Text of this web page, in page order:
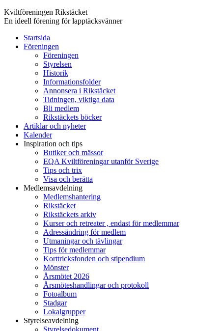
Kviltföreningen Rikstäcket
En ideell förening för lapptäcksvänner
Startsida
Föreningen
Föreningen
Styrelsen
Historik
Informationsfolder
Annonsera i Rikstäcket
Tidningen, viktiga data
Bli medlem
Rikstäckets böcker
Artiklar och nyheter
Kalender
Inspiration och tips
Butiker och mässor
EQA Kviltföreningar utanför Sverige
Tips och trix
Visa och berätta
Medlemsavdelning
Medlemshantering
Rikstäcket
Rikstäckets arkiv
Kurser och retreater , endast för medlemmar
Adressändring för medlem
Utmaningar och tävlingar
Tips för medlemmar
Korttricksfonden och stipendium
Mönster
Årsmötet 2026
Årsmöteshandlingar och protokoll
Fotoalbum
Stadgar
Lokalgrupper
Styrelseavdelning
Styrelsedokument